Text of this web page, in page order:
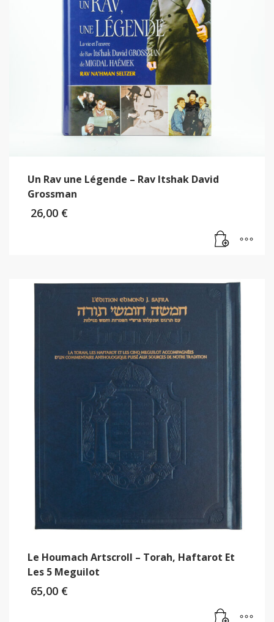
Un Rav une Légende – Rav Itshak David
Grossman
26,00 €
Le Houmach Artscroll – Torah, Haftarot Et
Les 5 Meguilot
65,00 €